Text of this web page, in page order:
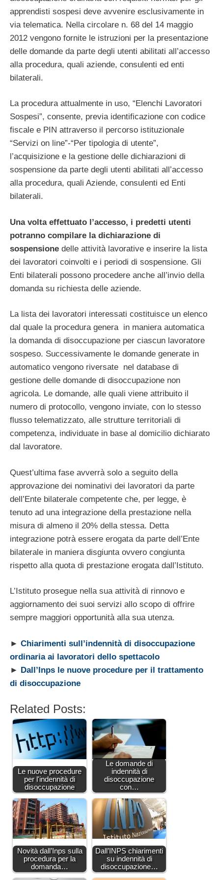
apprendisti sospesi deve avvenire esclusivamente in
via telematica. Nella circolare n. 68 del 14 maggio
2012 vengono fornite le istruzioni per la presentazione
delle domande da parte degli utenti abilitati all’accesso
alla procedura, quali aziende, consulenti ed enti
bilaterali.
La procedura attualmente in uso, “Elenchi Lavoratori
Sospesi”, consente, previa identificazione con codice
fiscale e PIN attraverso il percorso istituzionale
“Servizi on line”-“Per tipologia di utente”,
l’acquisizione e la gestione delle dichiarazioni di
sospensione da parte degli utenti abilitati all’accesso
alla procedura, quali Aziende, consulenti ed Enti
bilaterali.
Una volta effettuato l’accesso, i predetti utenti
potranno compilare la dichiarazione di
sospensione delle attività lavorative e inserire la lista
dei lavoratori coinvolti e i periodi di sospensione. Gli
Enti bilaterali possono procedere anche all’invio della
domanda su richiesta delle aziende.
La lista dei lavoratori interessati costituisce un elenco
dal quale la procedura genera in maniera automatica
la domanda di disoccupazione per ciascun lavoratore
sospeso. Successivamente le domande generate in
automatico vengono riversate nel database di
gestione delle domande di disoccupazione non
agricola. Le domande, alle quali viene attribuito il
numero di protocollo, vengono inviate, con lo stesso
flusso telematizzato, alle strutture territoriali di
competenza, individuate in base al domicilio dichiarato
dal lavoratore.
Quest’ultima fase avverrà solo a seguito della
approvazione dei nominativi dei lavoratori da parte
dell’Ente bilaterale competente che, per legge, è
tenuto ad una integrazione della prestazione nella
misura di almeno il 20% della stessa. Detta
integrazione potrà essere erogata da parte dell’Ente
bilaterale in maniera disgiunta ovvero congiunta
rispetto alla quota di prestazione erogata dall’Istituto.
L’Istituto prosegue nella sua attività di rinnovo e
aggiornamento dei suoi servizi allo scopo di offrire
sempre maggiori opportunità alla sua utenza.
► Chiarimenti sull’indennità di disoccupazione
ordinaria ai lavoratori dello spettacolo
► Dall’Inps le nuove procedure per il trattamento
di disoccupazione
Related Posts:
Le nuove procedure
per l'indennità di
disoccupazione
Le domande di
indennità di
disoccupazione
con…
Novità dall’Inps sulla
procedura per la
domanda…
Dall’INPS chiarimenti
su indennità di
disoccupazione…